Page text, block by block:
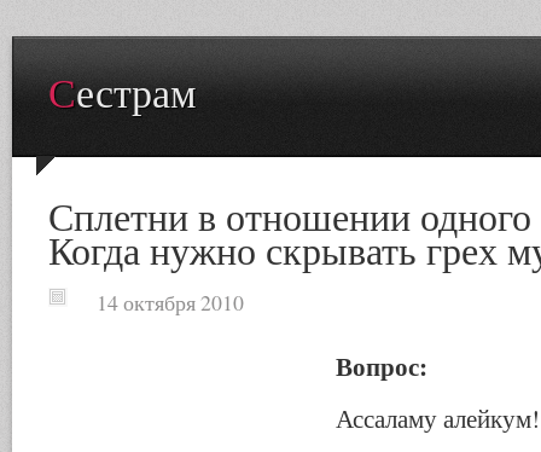
Сестрам
Сплетни в отношении одного
Когда нужно скрывать грех
14 октября 2010
Вопрос:
Ассаламу алейкум!